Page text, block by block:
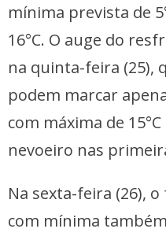
mínima prevista de
16°C. O auge do
na quinta-feira (25),
podem marcar
com máxima de
nevoeiro nas
Na sexta-feira (26),
com mínima